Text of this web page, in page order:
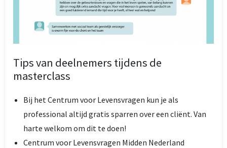
Tips van deelnemers tijdens de
masterclass
Bij het Centrum voor Levensvragen kun je als
professional altijd gratis sparren over een cliënt. Van
harte welkom om dit te doen!
Centrum voor Levensvragen Midden Nederland